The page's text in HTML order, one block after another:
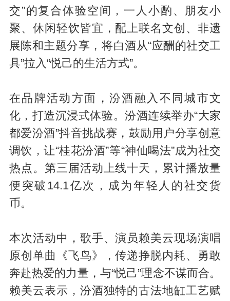
交”的复合体验空间，一人小酌、朋友小
聚、休闲轻饮皆宜，配上联名文创、非遗
展陈和主题分享，将白酒从“应酬的社交工
具”拉入“悦己的生活方式”。
在品牌活动方面，汾酒融入不同城市文
化，打造沉浸式体验。汾酒连续举办“大家
都爱汾酒”抖音挑战赛，鼓励用户分享创意
调饮，让“桂花汾酒”等“神仙喝法”成为社交
热点。第三届活动上线十天，累计播放量
便突破14.1亿次，成为年轻人的社交货
币。
本次活动中，歌手、演员赖美云现场演唱
原创单曲《飞鸟》，传递挣脱内耗、勇敢
奔赴热爱的力量，与“悦己”理念不谋而合。
赖美云表示，汾酒独特的古法地缸工艺赋